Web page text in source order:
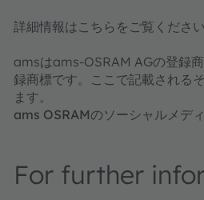
詳細情報はこちらをご覧ください
amsはams-OSRAM AGの登録
録商標です。ここで記載される
ます。
ams OSRAMのソーシャルメデ
For further